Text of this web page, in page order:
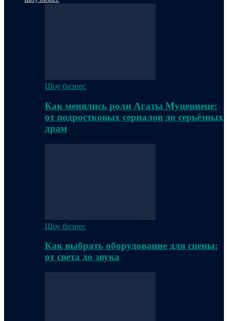
Шоу бизнес
Как менялись роли Агаты Муцениеце:
от подростковых сериалов до серьёзных
драм
Шоу бизнес
Как выбрать оборудование для сцены:
от света до звука